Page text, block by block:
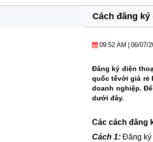
Cách đăng ký
09:52 AM 06/07/
Đăng ký điện
quốc tếvới giá rẻ
doanh nghiệp.
dưới đây.
Các cách đăng
Cách 1: Đăng ký